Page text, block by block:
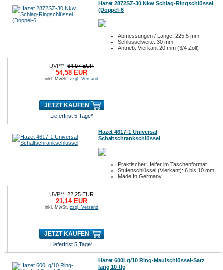
Hazet 2872SZ-30 Nkw Schlag-Ringschlüssel
(Doppel-6
Abmessungen / Länge: 225.5 mm
Schlüsselweite: 30 mm
Antrieb: Vierkant 20 mm (3/4 Zoll)
UVP**:64,97 EUR
54,58 EUR
inkl. MwSt.zzgl. Versand
JETZT KAUFEN
Lieferfrist 5 Tage*
Hazet 4617-1 Universal
Schaltschrankschlüssel
Praktischer Helfer im Taschenformat
Stufenschlüssel (Vierkant): 6 bis 10 mm
Made In Germany
UVP**:22,25 EUR
21,14 EUR
inkl. MwSt.zzgl. Versand
JETZT KAUFEN
Lieferfrist 5 Tage*
Hazet 600Lg/10 Ring-Maulschlüssel-Satz
lang 10-tlg